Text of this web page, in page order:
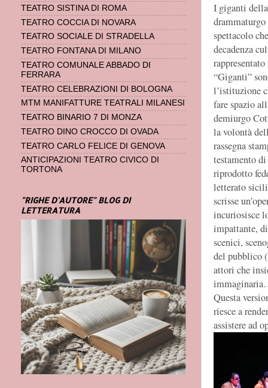
I giganti della
spettacolo
decadenza
“Giganti”
l’istituzione
fare spazio
demiurgo
la volontà
rassegna
testamento
riprodotto
letterato
scrisse
incuriosisce
impattante,
scenici,
del pubblico
attori che
Questa
riesce a
assistere ad
TEATRO SISTINA DI ROMA
TEATRO COCCIA DI NOVARA
TEATRO SOCIALE DI STRADELLA
TEATRO FONTANA DI MILANO
TEATRO COMUNALE ABBADO DI
FERRARA
TEATRO CELEBRAZIONI DI BOLOGNA
MTM MANIFATTURE TEATRALI MILANESI
TEATRO BINARIO 7 DI MONZA
TEATRO DINO CROCCO DI OVADA
TEATRO CARLO FELICE DI GENOVA
ANTICIPAZIONI TEATRO CIVICO DI
TORTONA
"RIGHE D'AUTORE" BLOG DI
LETTERATURA